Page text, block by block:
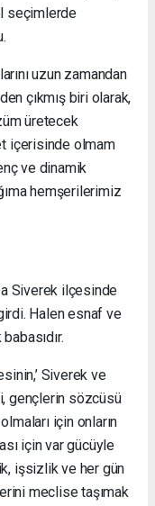
seçimlerde
uzun zamandan
çıkmış biri olarak,
üretecek
içerisinde olmam
ve dinamik
hemşerilerimiz
Siverek ilçesinde
Halen esnaf ve
Siverek ve
gençlerin sözcüsü
için onların
için var gücüyle
işsizlik ve her gün
meclise taşımak